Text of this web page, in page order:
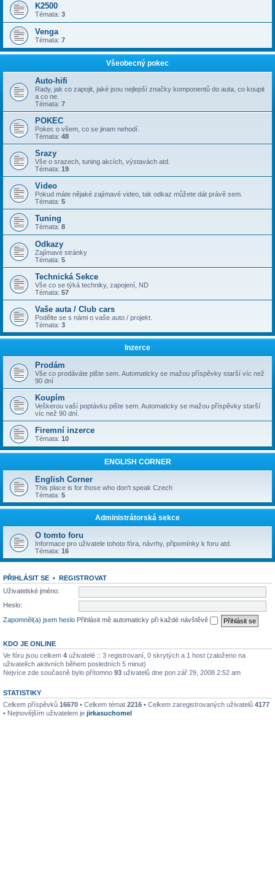
K2500
Témata: 3
Venga
Témata: 7
Všeobecný pokec
Auto-hifi
Rady, jak co zapojit, jaké jsou nejlepší značky komponentů do auta, co koupit
a co ne.
Témata: 7
POKEC
Pokec o všem, co se jinam nehodí.
Témata: 48
Srazy
Vše o srazech, tuning akcích, výstavách atd.
Témata: 19
Video
Pokud máte nějaké zajímavé video, tak odkaz můžete dát právě sem.
Témata: 5
Tuning
Témata: 8
Odkazy
Zajímavé stránky
Témata: 5
Technická Sekce
Vše co se týká techniky, zapojení, ND
Témata: 57
Vaše auta / Club cars
Podělte se s námi o vaše auto / projekt.
Témata: 3
Inzerce
Prodám
Vše co prodáváte pište sem. Automaticky se mažou příspěvky starší víc než
90 dní
Koupím
Veškerou vaší poptávku pište sem. Automaticky se mažou příspěvky starší
víc než 90 dní.
Firemní inzerce
Témata: 10
ENGLISH CORNER
English Corner
This place is for those who don't speak Czech
Témata: 5
Administrátorská sekce
O tomto foru
Informace pro uživatele tohoto fóra, návrhy, připomínky k foru atd.
Témata: 16
PŘIHLÁSIT SE • REGISTROVAT
Uživatelské jméno:
Heslo:
Zapomněl(a) jsem heslo Přihlásit mě automaticky při každé návštěvě
KDO JE ONLINE
Ve fóru jsou celkem 4 uživatelé :: 3 registrovaní, 0 skrytých a 1 host (založeno na
uživatelích aktivních během posledních 5 minut)
Nejvíce zde současně bylo přítomno 93 uživatelů dne pon zář 29, 2008 2:52 am
STATISTIKY
Celkem příspěvků 16670 • Celkem témat 2216 • Celkem zaregistrovaných uživatelů 4177
• Nejnovějším uživatelem je jirkasuchomel